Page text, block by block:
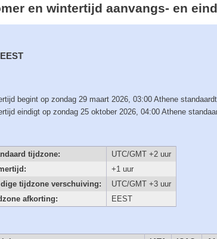
en wintertijd aanvangs- en
EEST
begint op zondag 29 maart 2026, 03:00 Athene
eindigt op zondag 25 oktober 2026, 04:00 Athene
tijdzone:
UTC/GMT +2 uur
+1 uur
tijdzone verschuiving:
UTC/GMT +3 uur
afkorting:
EEST